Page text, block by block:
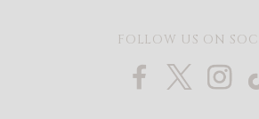
FOLLOW US ON